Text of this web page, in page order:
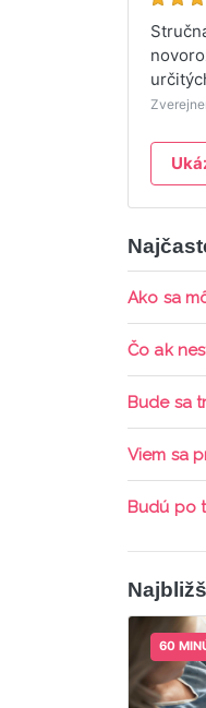
Ako sa
Čo ak
Každá
Bude sa
Triedy
Viem sa
Áno,
Budú po
Áno,
60